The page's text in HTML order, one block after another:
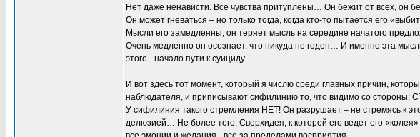
Нет даже ненависти. Все чувства притуплены… Он бежит от всех, он
Он может гневаться – но только тогда, когда кто-то пытается его
Мысли его замедленны, он теряет мысль на середине начатого
Очень медленно он осознает, что никуда не годен… И именно эта
этого - начало пути к суициду.
И вот здесь тот момент, который я числю среди главных причин,
наблюдателя, и приписывают сифилинию то, что видимо со
У сифилиния такого стремления НЕТ! Он разрушает – не стремясь к
делюзией… Не более того. Сверхидея, к которой его ведет его